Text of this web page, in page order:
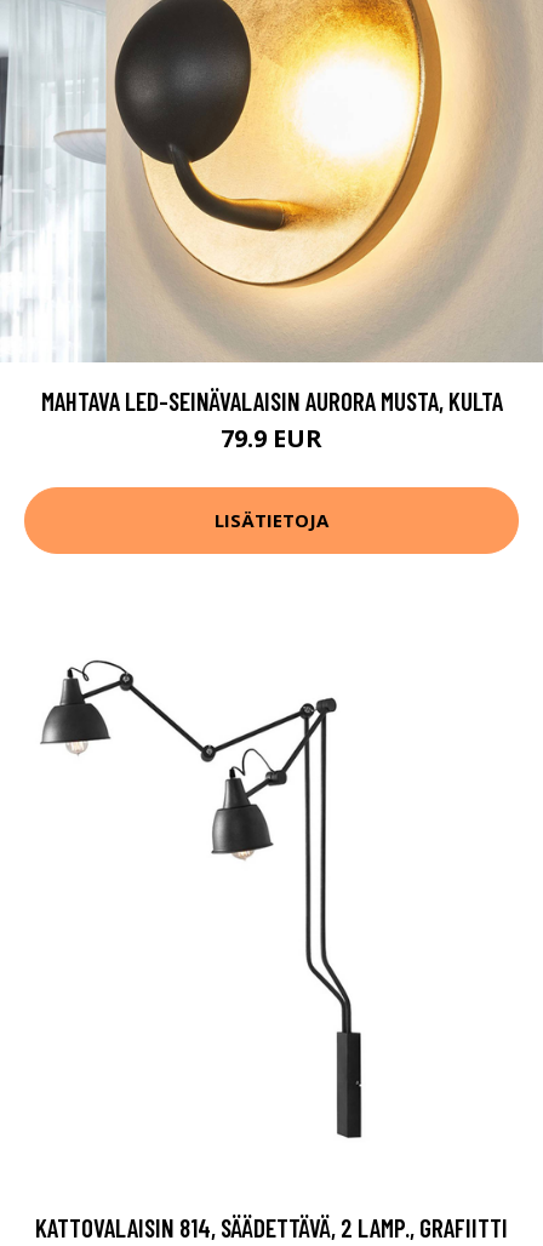
MAHTAVA LED-SEINÄVALAISIN AURORA MUSTA, KULTA
79.9 EUR
LISÄTIETOJA
KATTOVALAISIN 814, SÄÄDETTÄVÄ, 2 LAMP., GRAFIITTI